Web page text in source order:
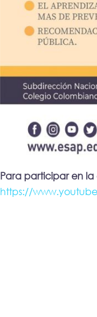
Para participar en la
https://